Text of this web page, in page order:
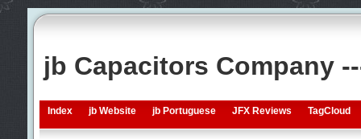
jb Capacitors Company
Index jb Website jb Portuguese JFX Reviews TagCloud